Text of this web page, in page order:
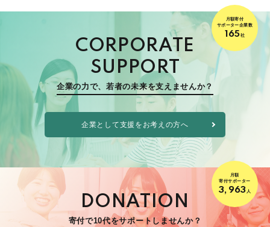
CORPORATE
SUPPORT
企業の力で、若者の未来を支えませんか？
企業として支援をお考えの方へ
月額寄付
サポーター企業数
165社
DONATION
寄付で10代をサポートしませんか？
月額
寄付サポーター
3,963 人